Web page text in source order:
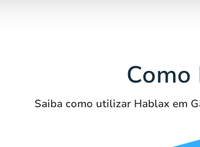
Como
Saiba como utilizar Hablax em